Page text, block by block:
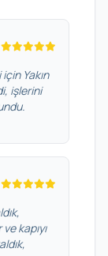
Yakın
işlerini
kapıyı